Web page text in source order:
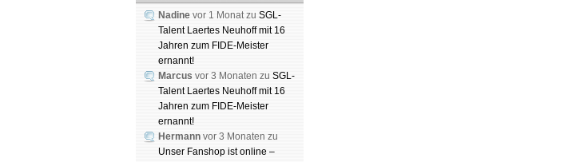
Nadine vor 1 Monat zu SGL-
Talent Laertes Neuhoff mit 16
Jahren zum FIDE-Meister
ernannt!
Marcus vor 3 Monaten zu SGL-
Talent Laertes Neuhoff mit 16
Jahren zum FIDE-Meister
ernannt!
Hermann vor 3 Monaten zu
Unser Fanshop ist online –